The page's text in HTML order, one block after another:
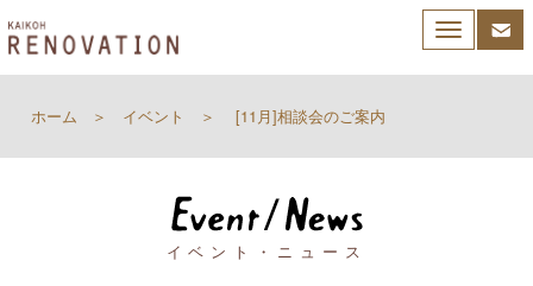
Toggle
navigation
ホーム イベント [11月]相談会のご案内
イベント・ニュース